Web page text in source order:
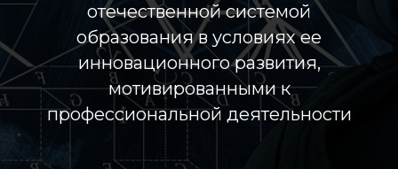
отечественной системой
образования в условиях ее
инновационного развития,
мотивированными к
профессиональной деятельности